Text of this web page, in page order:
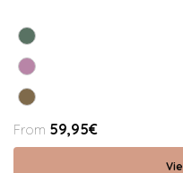
From 59,95€